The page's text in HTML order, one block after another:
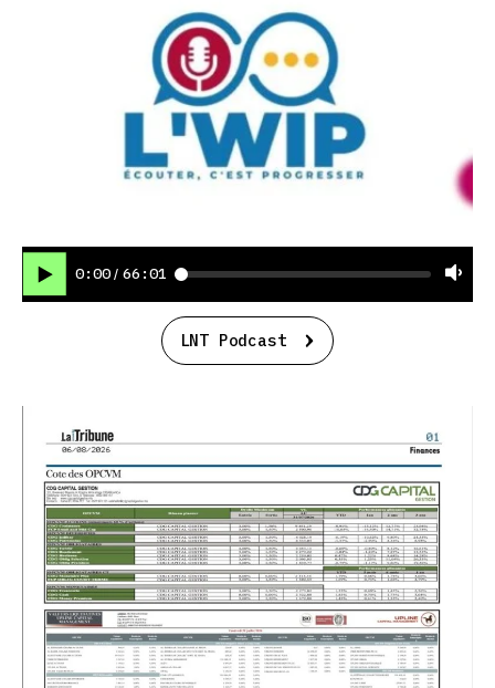
0:00 / 66:01
LNT Podcast